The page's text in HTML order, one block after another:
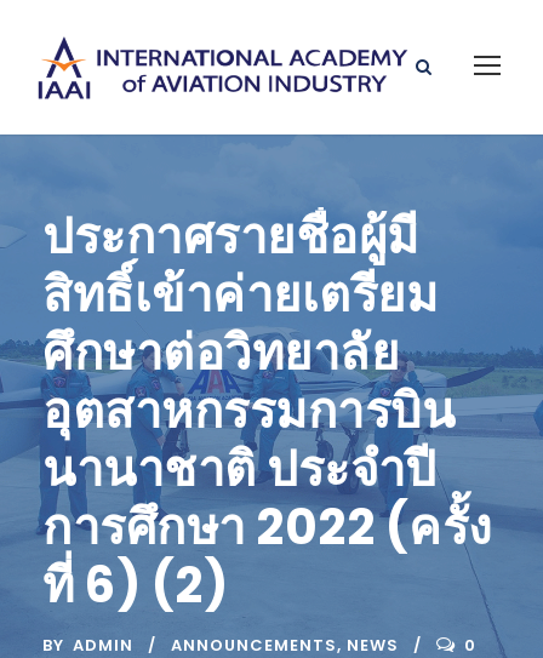
ประกาศรายชื่อผู้มี
สิทธิ์เข้าค่ายเตรียม
ศึกษาต่อวิทยาลัย
อุตสาหกรรมการบิน
นานาชาติ ประจำปี
การศึกษา 2022 (ครั้ง
ที่ 6) (2)
BY ADMIN ANNOUNCEMENTS, NEWS 0